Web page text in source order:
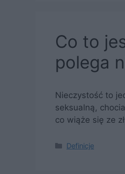
Co to
polega
Nieczystość to
seksualną,
co wiąże się ze
Kategorie
Definicje